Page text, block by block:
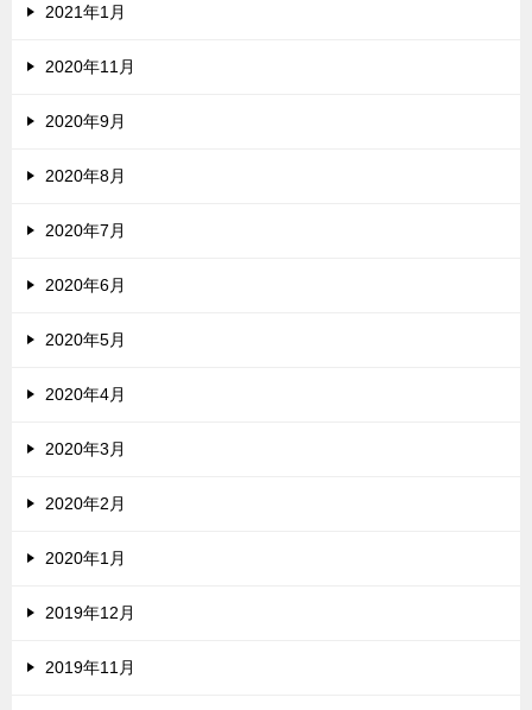
2021年1月
2020年11月
2020年9月
2020年8月
2020年7月
2020年6月
2020年5月
2020年4月
2020年3月
2020年2月
2020年1月
2019年12月
2019年11月